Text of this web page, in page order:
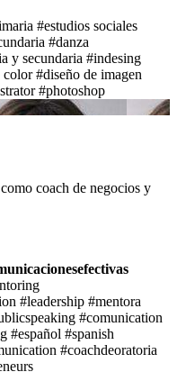
#estudios sociales
#danza
y secundaria #indesing
color #diseño de imagen
#photoshop
coach de negocios y
#leadership #mentora
#comunication
#español #spanish
#coachdeoratoria